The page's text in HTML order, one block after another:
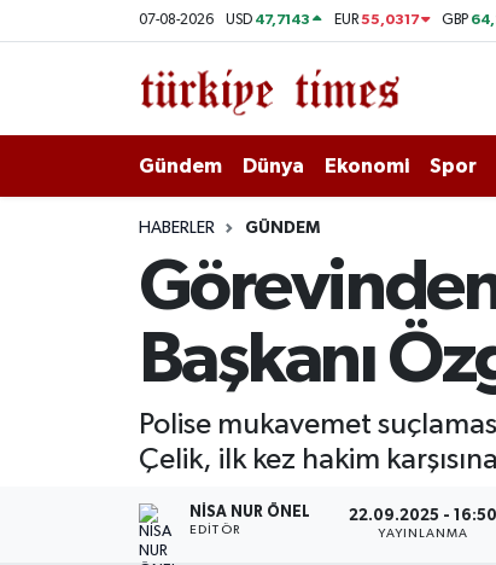
07-08-2026 USD 47,7143 EUR55,0317 GBP
Gündem Dünya Ekonomi Spor
HABERLER GÜNDEM
Görevinden
Başkanı
Polise mukavemet
Çelik, ilk kez hakim karşısına
NISA NUR ÖNEL
EDITÖR
22.09.2025 - 16:50
YAYINLANMA
Gündem
Savunma - Teknoloji
Hava Durumu
Süper Lig Puan Durumu ve Fikstür
Tüm Manşetler
Son Dakika Haberleri